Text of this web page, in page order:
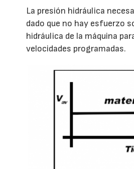
La presión hidráulica
dado que no hay esfuerzo
hidráulica de la máquina
velocidades programadas.